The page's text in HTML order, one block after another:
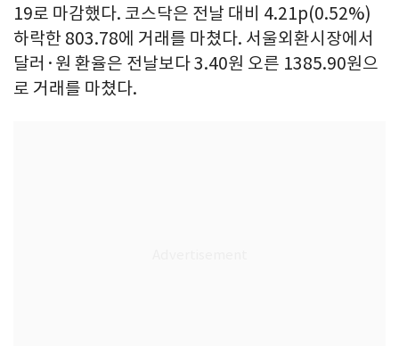
19로 마감했다. 코스닥은 전날 대비 4.21p(0.52%)
하락한 803.78에 거래를 마쳤다. 서울외환시장에서
달러·원 환율은 전날보다 3.40원 오른 1385.90원으
로 거래를 마쳤다.